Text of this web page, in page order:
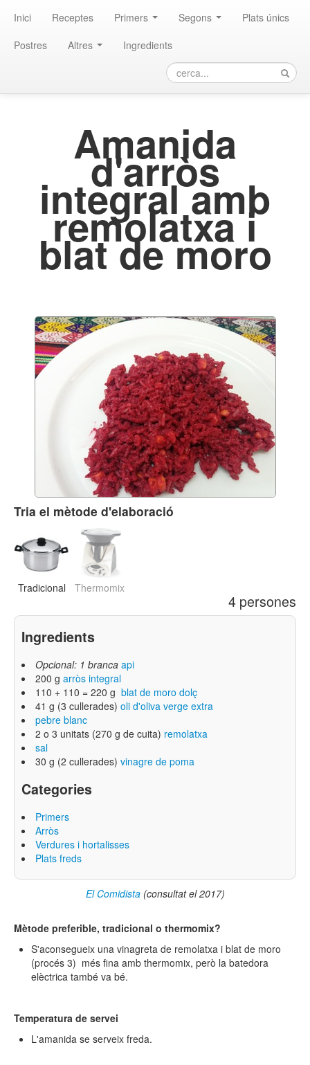
Inici Receptes Primers Segons
Plats únics
Postres
Altres Ingredients
Amanida
d'arròs
integral amb
remolatxa i
blat de moro
Tria el mètode d'elaboració
Tradicional Thermomix
4 persones
Ingredients
Opcional: 1 branca api
200 g arròs integral
110 + 110 = 220 g blat de moro dolç
41 g (3 cullerades) oli d'oliva verge extra
pebre blanc
2 o 3 unitats (270 g de cuita) remolatxa
sal
30 g (2 cullerades) vinagre de poma
Categories
Primers
Arròs
Verdures i hortalisses
Plats freds
El Comidista(consultat el 2017)
Mètode preferible, tradicional o thermomix?
S'aconsegueix una vinagreta de remolatxa i blat de moro
(procés 3) més fina amb thermomix, però la batedora
elèctrica també va bé.
Temperatura de servei
L'amanida se serveix freda.